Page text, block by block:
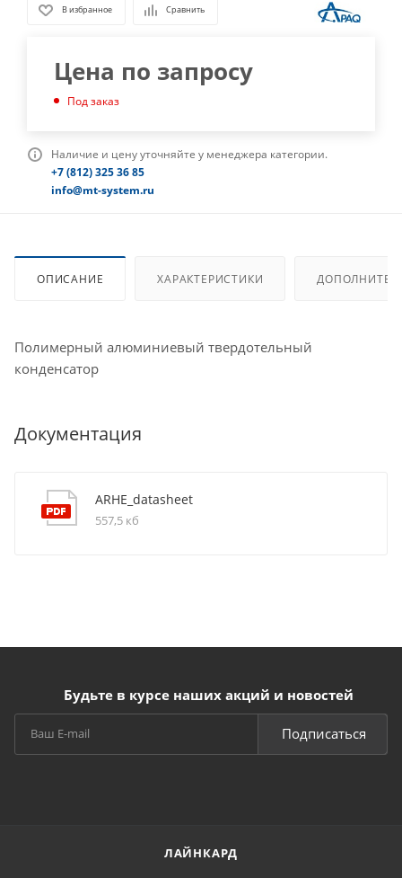
В избранное Сравнить
Цена по запросу
Под заказ
Наличие и цену уточняйте у менеджера категории.
+7 (812) 325 36 85
info@mt-system.ru
ОПИСАНИЕ ХАРАКТЕРИСТИКИ
Полимерный алюминиевый твердотельный
конденсатор
Документация
ARHE_datasheet
557,5 кб
Будьте в курсе наших акций и новостей
Подписаться
ЛАЙНКАРД